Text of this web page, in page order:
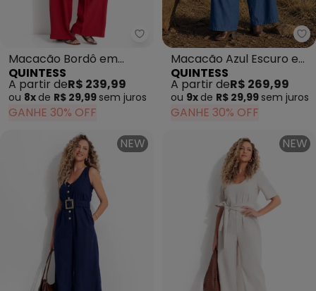
Quintess - Macacão Bordô em
Macacão Bordô em
Tecido de Alfaiataria
QUINTESS
A partir deR$ 239,99
ou 8x de R$ 29,99 sem juros
GANHE 30% OFF
Macacão Azul Escuro em
Jeans
QUINTESS
A partir deR$ 269,99
ou 9x de R$ 29,99 sem juros
GANHE 30% OFF
NEW
NEW